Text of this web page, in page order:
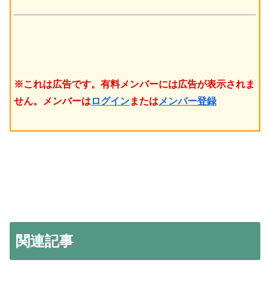
※これは広告です。有料メンバーには広告が表示されま
せん。メンバーは ログインまたは メンバー登録
関連記事